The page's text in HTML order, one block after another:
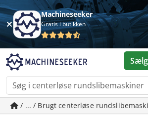
Machineseeker
Gratis i butikken
Sælg
/ ... / Brugt centerløse